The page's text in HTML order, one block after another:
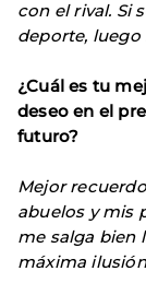
con el rival. Si
deporte, luego
¿Cuál es tu
deseo en el
futuro?
Mejor
abuelos y mis
me salga bien
máxima